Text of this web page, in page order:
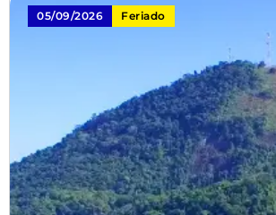
2026 Feriado